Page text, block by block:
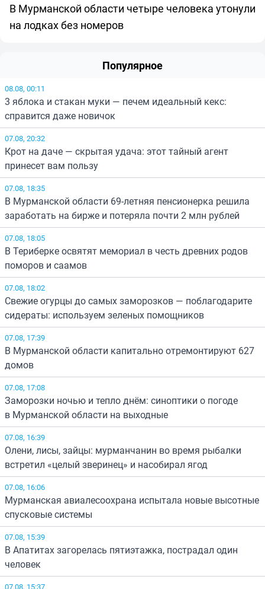
В Мурманской области четыре человека утонули
на лодках без номеров
Популярное
08.08, 00:11
3 яблока и стакан муки — печем идеальный кекс:
справится даже новичок
07.08, 20:32
Крот на даче — скрытая удача: этот тайный агент
принесет вам пользу
07.08, 18:35
В Мурманской области 69-летняя пенсионерка решила
заработать на бирже и потеряла почти 2 млн рублей
07.08, 18:05
В Териберке освятят мемориал в честь древних родов
поморов и саамов
07.08, 18:02
Свежие огурцы до самых заморозков — поблагодарите
сидераты: используем зеленых помощников
07.08, 17:39
В Мурманской области капитально отремонтируют 627
домов
07.08, 17:08
Заморозки ночью и тепло днём: синоптики о погоде
в Мурманской области на выходные
07.08, 16:39
Олени, лисы, зайцы: мурманчанин во время рыбалки
встретил «целый зверинец» и насобирал ягод
07.08, 16:06
Мурманская авиалесоохрана испытала новые высотные
спусковые системы
07.08, 15:39
В Апатитах загорелась пятиэтажка, пострадал один
человек
07.08, 15:37